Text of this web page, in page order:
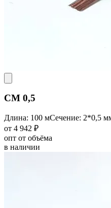
CM 0,5
Длина: 100 мСечение: 2*0,5
от 4 942 ₽
опт от объёма
в наличии